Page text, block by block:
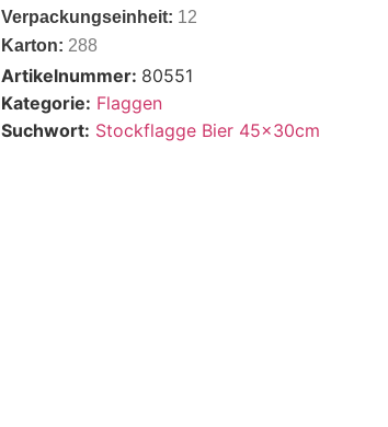
Verpackungseinheit: 12
Karton: 288
Artikelnummer: 80551
Kategorie: Flaggen
Suchwort: Stockflagge Bier 45x30cm